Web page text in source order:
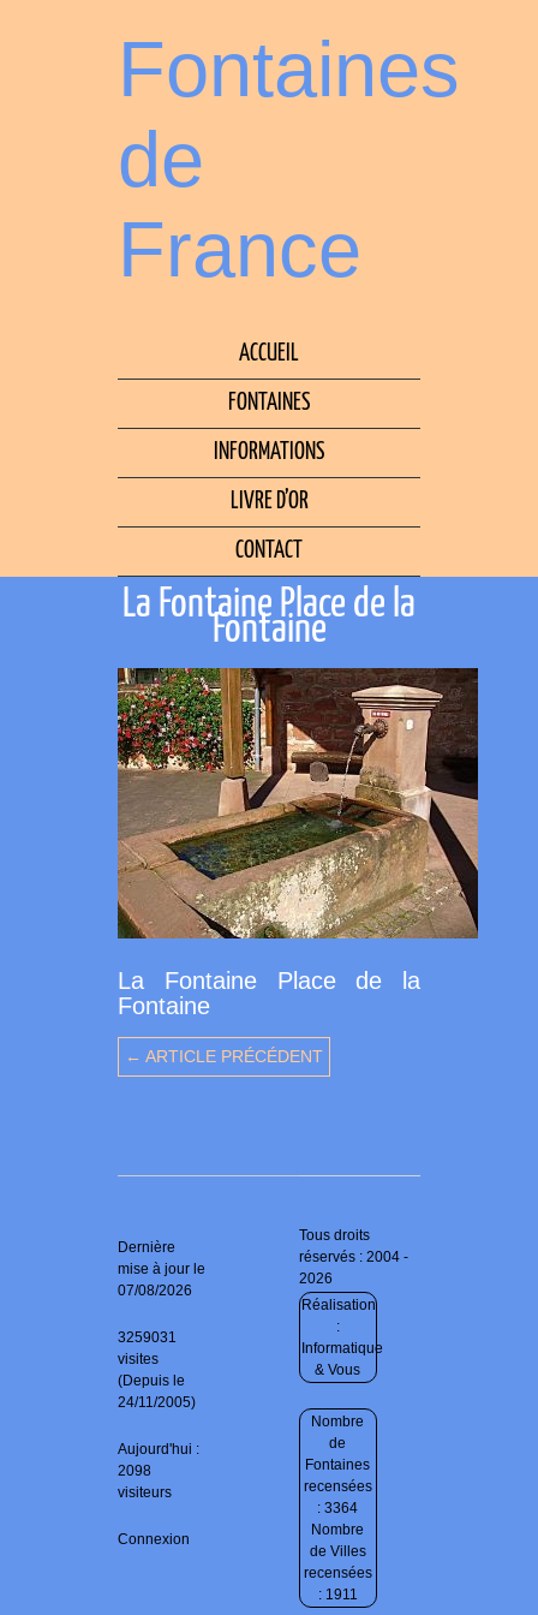
Fontaines
de
France
ACCUEIL
FONTAINES
INFORMATIONS
LIVRE D’OR
CONTACT
La Fontaine Place de la
Fontaine
La Fontaine Place de la
Fontaine
← ARTICLE PRÉCÉDENT
Dernière
mise à jour le
07/08/2026
3259031
visites
(Depuis le
24/11/2005)
Aujourd'hui :
2098
visiteurs
Connexion
Tous droits
réservés : 2004 -
2026
Réalisation
:
Informatique
& Vous
Nombre
de
Fontaines
recensées
: 3364
Nombre
de Villes
recensées
: 1911